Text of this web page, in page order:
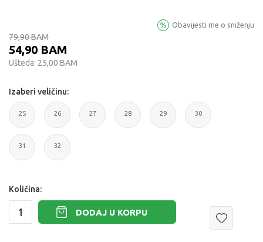
79,90BAM
54,90 BAM
Ušteda: 25,00 BAM
Obavijesti me o sniženju
Izaberi veličinu:
25 26 27 28 29 30
31 32
Količina:
DODAJ U KORPU